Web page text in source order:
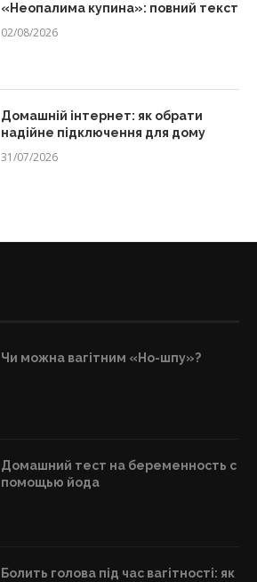
«Неопалима купина»: повний текст
02/08/2026
Домашній інтернет: як обрати
надійне підключення для дому
31/07/2026
Чи можна вагітним «Но-шпу»?
Домашний тест на беременность с
помощью йода
Болить голова під час вагітності: як